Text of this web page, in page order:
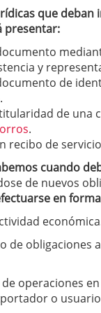
que deban
presentar:
y
de
de una
.
recibo de
cuando
de nuevos
en
de obligaciones
operaciones
o